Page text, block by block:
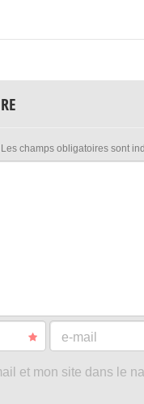
Les champs obligatoires sont
e-mail
et mon site dans le